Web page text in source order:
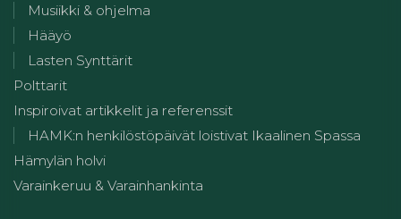
Musiikki & ohjelma
Hääyö
Lasten Synttärit
Polttarit
Inspiroivat artikkelit ja referenssit
HAMK:n henkilöstöpäivät loistivat Ikaalinen Spassa
Hämylän holvi
Varainkeruu & Varainhankinta